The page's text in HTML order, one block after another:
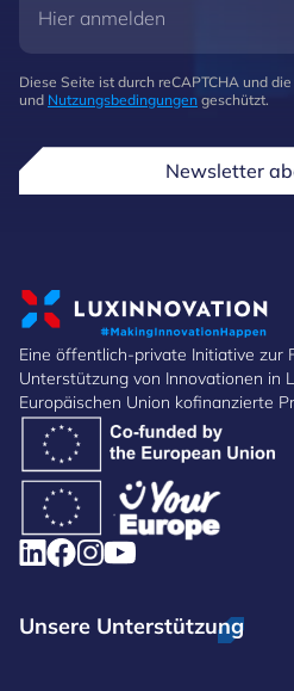
Diese Seite ist durch reCAPTCHA und
und Nutzungsbedingungen geschützt.
Newsletter
Eine öffentlich-private Initiative zur
Unterstützung von Innovationen in
Europäischen Union kofinanzierte
Unsere Unterstützung